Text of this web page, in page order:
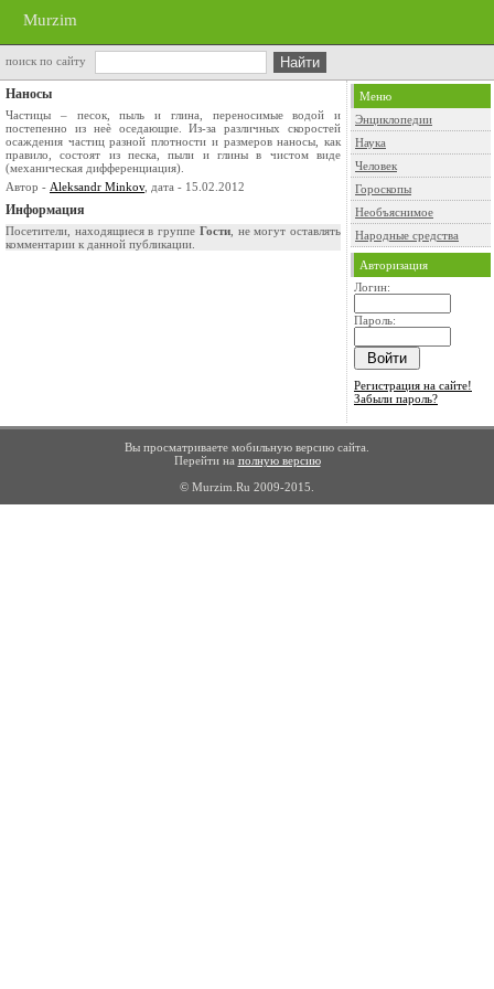
Murzim
поиск по сайту
Наносы
Частицы – песок, пыль и глина, переносимые водой и
постепенно из неѐ оседающие. Из-за различных скоростей
осаждения частиц разной плотности и размеров наносы, как
правило, состоят из песка, пыли и глины в чистом виде
(механическая дифференциация).
Автор - Aleksandr Minkov, дата - 15.02.2012
Информация
Посетители, находящиеся в группе Гости, не могут оставлять
комментарии к данной публикации.
Меню
Энциклопедии
Наука
Человек
Гороскопы
Необъяснимое
Народные средства
Авторизация
Логин:
Пароль:
Регистрация на сайте!
Забыли пароль?
Вы просматриваете мобильную версию сайта.
Перейти на полную версию
© Murzim.Ru 2009-2015.